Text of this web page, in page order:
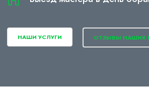
НАШИ УСЛУГИ ОТЗЫВЫ НАШИХ